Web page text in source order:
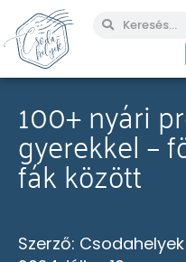
100+ nyári
gyerekkel –
fák között
Szerző: Csodahelyek